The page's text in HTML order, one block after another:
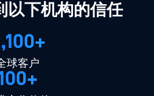
以下机构的信任
球客户